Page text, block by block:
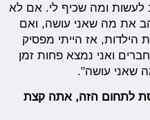
לעשות ומה שכיף לי. אם לא
את מה שאני עושה, ואם
הילדות, אז הייתי מפסיק
ואני נמצא פחות זמן
שאני עושה".
לתחום הזה, אתה קצת